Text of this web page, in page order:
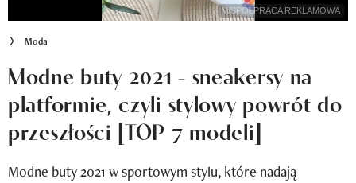
Newsy
Newsletter
Wizaz Summer Influ School
WSPÓŁPRACA REKLAMOWA
Moda
Modne buty 2021 - sneakersy na
platformie, czyli stylowy powrót do
przeszłości [TOP 7 modeli]
Modne buty 2021 w sportowym stylu, które nadają